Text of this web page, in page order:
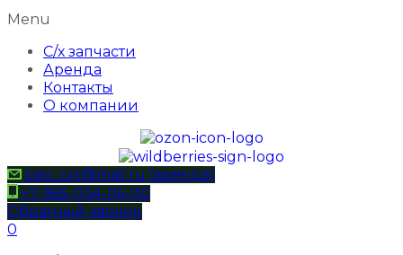
Menu
С/х запчасти
Аренда
Контакты
О компании
oao_cxt@mail.ru (аренда)
+7-965-034-06-00
Обратный звонок
0